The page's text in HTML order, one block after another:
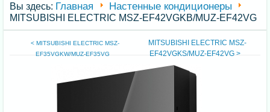
Вы здесь: Главная Настенные кондиционеры
MITSUBISHI ELECTRIC MSZ-EF42VGKB/MUZ-EF42VG
< MITSUBISHI ELECTRIC MSZ-
EF35VGKW/MUZ-EF35VG
MITSUBISHI ELECTRIC MSZ-
EF42VGKS/MUZ-EF42VG >